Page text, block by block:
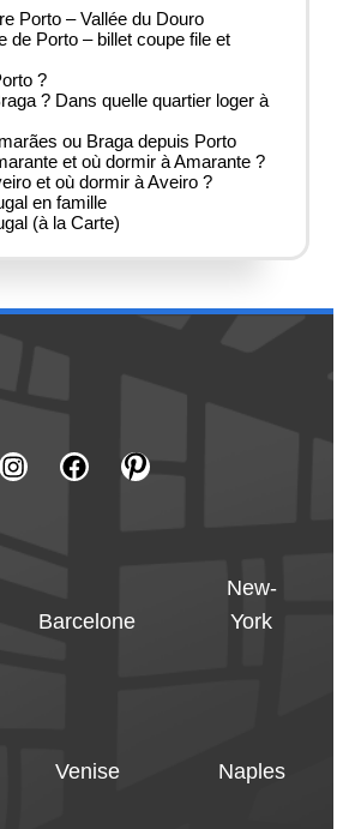
Porto – Vallée du Douro
de Porto – billet coupe file et
?
? Dans quelle quartier loger à
ou Braga depuis Porto
et où dormir à Amarante ?
et où dormir à Aveiro ?
en famille
(à la Carte)
Barcelone
New-
York
Venise Naples